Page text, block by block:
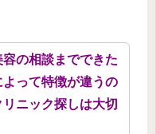
の相談までできた
って特徴が違うの
ニック探しは大切